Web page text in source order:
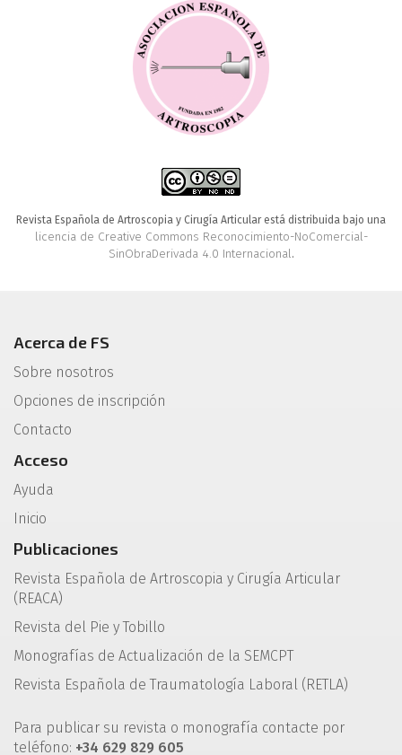
Revista Española de Artroscopia y Cirugía Articular está distribuida bajo una
licencia de Creative Commons Reconocimiento-NoComercial-
SinObraDerivada 4.0 Internacional.
Acerca de FS
Sobre nosotros
Opciones de inscripción
Contacto
Acceso
Ayuda
Inicio
Publicaciones
Revista Española de Artroscopia y Cirugía Articular
(REACA)
Revista del Pie y Tobillo
Monografías de Actualización de la SEMCPT
Revista Española de Traumatología Laboral (RETLA)
Para publicar su revista o monografía contacte por
teléfono: +34 629 829 605